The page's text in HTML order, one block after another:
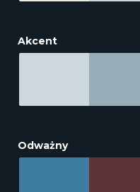
Akcent
Odważny